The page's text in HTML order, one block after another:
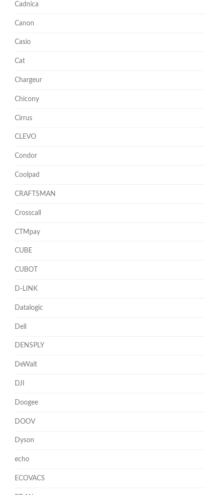
Cadnica
Canon
Casio
Cat
Chargeur
Chicony
Cirrus
CLEVO
Condor
Coolpad
CRAFTSMAN
Crosscall
CTMpay
CUBE
CUBOT
D-LINK
Datalogic
Dell
DENSPLY
DeWalt
DJI
Doogee
DOOV
Dyson
echo
ECOVACS